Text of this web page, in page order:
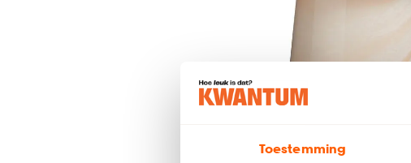
Toestemming